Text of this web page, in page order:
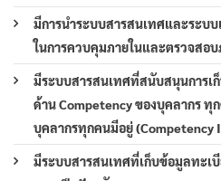
มีการนำระบบสารสนเทศและระบ
ในการควบคุมภายในและตรวจสอบ
มีระบบสารสนเทศที่สนับสนุนการเ
ด้าน Competency ของบุคลากร
บุคลากรทุกคนมีอยู่ (Competency
มีระบบสารสนเทศที่เก็บข้อมูลทะเ